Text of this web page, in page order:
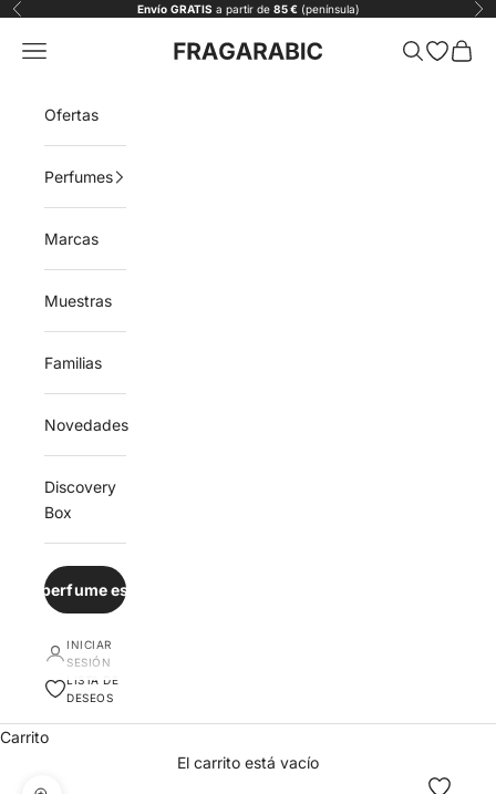
Ir al contenido
Anterior Envío GRATIS a partir de 85 €(península)
Fragarabic
Menú Buscar
AbrirCarrito
Ofertas
Perfumes
Marcas
Muestras
Familias
Novedades
Discovery
Box
perfume es para ti?
INICIAR
SESIÓN
LISTA DE
DESEOS
Carrito
El carrito está vacío